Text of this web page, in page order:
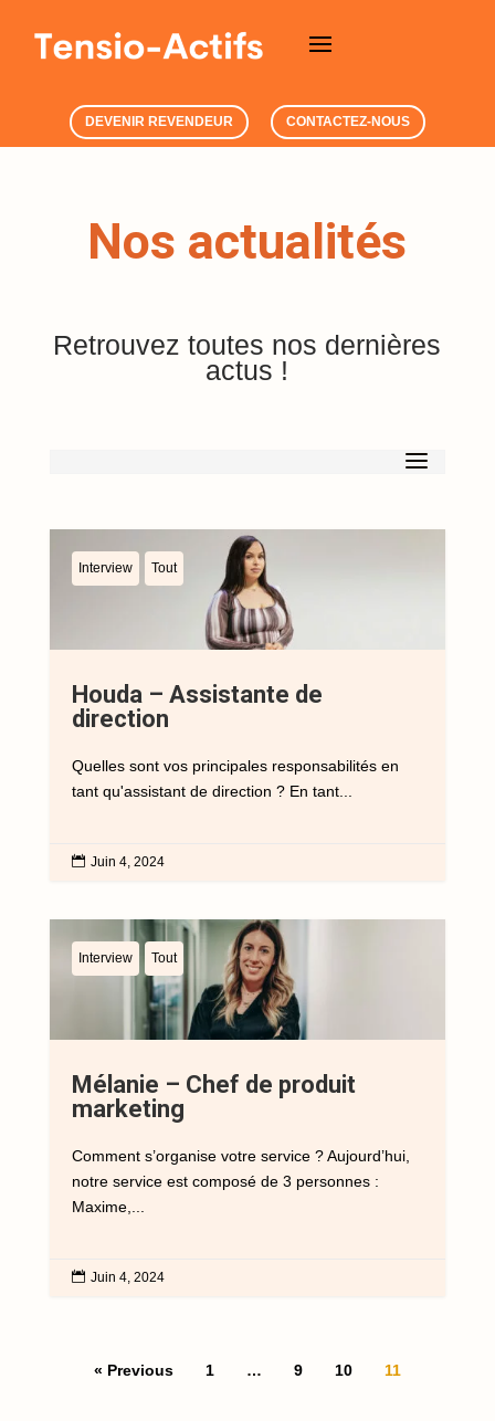
DEVENIR REVENDEUR CONTACTEZ-NOUS
Nos actualités
Retrouvez toutes nos dernières
actus !
Interview Tout
Houda – Assistante de
direction
Quelles sont vos principales responsabilités en
tant qu'assistant de direction ? En tant...
 Juin 4, 2024
Interview Tout
Mélanie – Chef de produit
marketing
Comment s’organise votre service ? Aujourd’hui,
notre service est composé de 3 personnes :
Maxime,...
 Juin 4, 2024
« Previous 1 … 9 10 11